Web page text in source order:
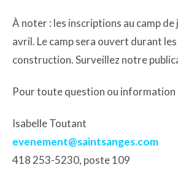
À noter : les inscriptions au camp
avril. Le camp sera ouvert durant
construction. Surveillez notre
Pour toute question ou information
Isabelle Toutant
evenement@saintsanges.com
418 253-5230, poste 109